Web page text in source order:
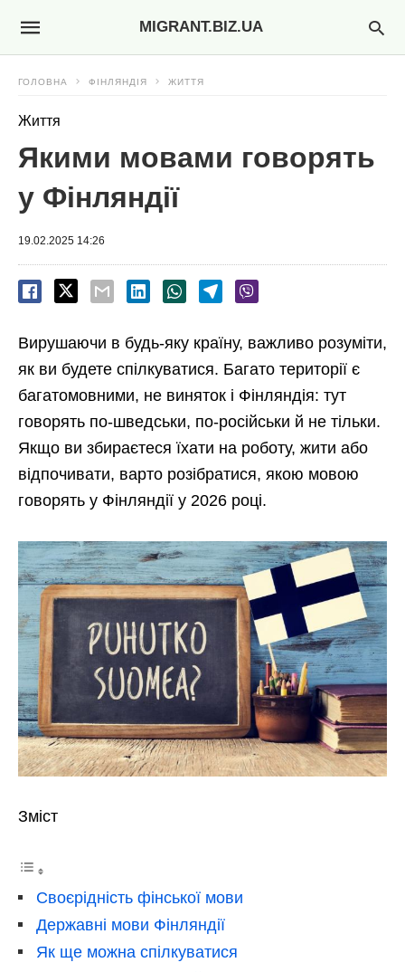
MIGRANT.BIZ.UA
ГОЛОВНА ФІНЛЯНДІЯ ЖИТТЯ
Життя
Якими мовами говорять
у Фінляндії
19.02.2025 14:26
Вирушаючи в будь-яку країну, важливо розуміти,
як ви будете спілкуватися. Багато території є
багатомовними, не виняток і Фінляндія: тут
говорять по-шведськи, по-російськи й не тільки.
Якщо ви збираєтеся їхати на роботу, жити або
відпочивати, варто розібратися, якою мовою
говорять у Фінляндії у 2026 році.
Зміст
Своєрідність фінської мови
Державні мови Фінляндії
Як ще можна спілкуватися